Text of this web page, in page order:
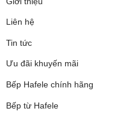
Liên hệ
Tin tức
Ưu đãi khuyến mãi
Bếp Hafele chính hãng
Bếp từ Hafele